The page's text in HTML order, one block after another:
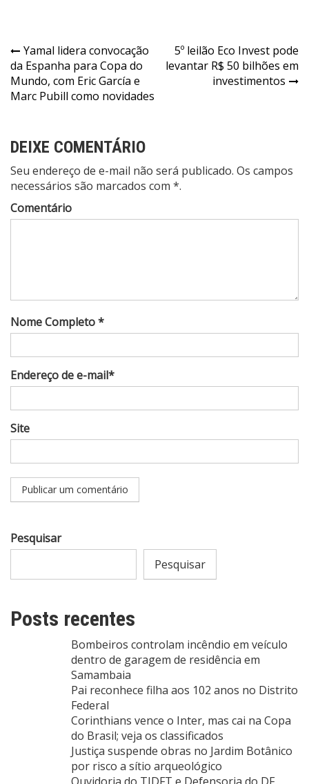
Navegação
de
Post
Yamal lidera convocação
da Espanha para Copa do
Mundo, com Eric García e
Marc Pubill como novidades
5º leilão Eco Invest pode
levantar R$ 50 bilhões em
investimentos
DEIXE COMENTÁRIO
Seu endereço de e-mail não será publicado. Os campos
necessários são marcados com *.
Comentário
Nome Completo *
Endereço de e-mail*
Site
Pesquisar
Pesquisar
Posts recentes
Bombeiros controlam incêndio em veículo
dentro de garagem de residência em
Samambaia
Pai reconhece filha aos 102 anos no Distrito
Federal
Corinthians vence o Inter, mas cai na Copa
do Brasil; veja os classificados
Justiça suspende obras no Jardim Botânico
por risco a sítio arqueológico